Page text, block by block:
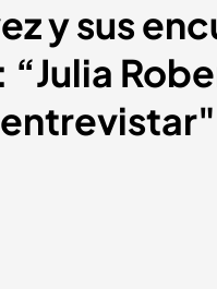
y sus